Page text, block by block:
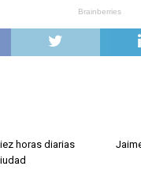
horas diarias